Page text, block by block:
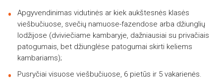
Apgyvendinimas vidutinės ar kiek aukštesnės klasės
viešbučiuose, svečių namuose-fazendose arba džiunglių
lodžijose (dviviečiame kambaryje, dažniausiai su privačiais
patogumais, bet džiunglėse patogumai skirti keliems
kambariams);
Pusryčiai visuose viešbučiuose, 6 pietūs ir 5 vakarienės.